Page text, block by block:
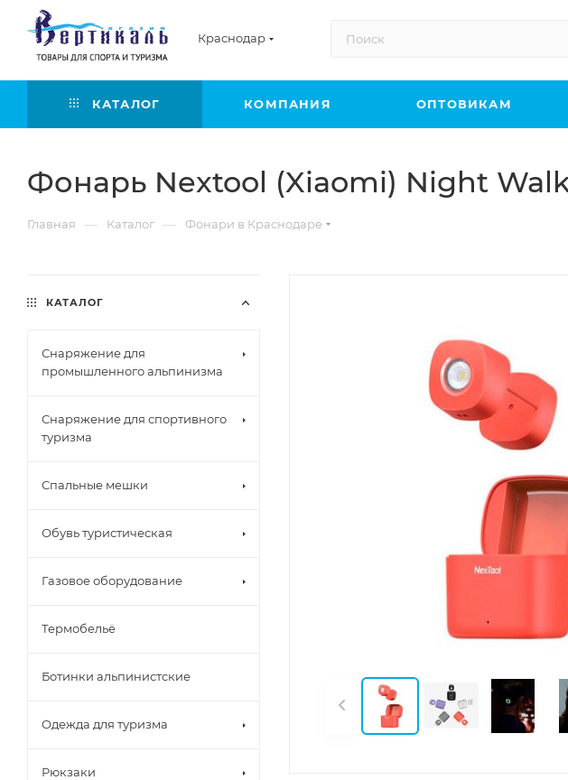
Краснодар
КАТАЛОГ КОМПАНИЯ ОПТОВИКАМ
Фонарь Nextool (Xiaomi) Night
Главная — Каталог — Фонари в Краснодаре
КАТАЛОГ
Снаряжение для
промышленного альпинизма
Снаряжение для спортивного
туризма
Спальные мешки
Обувь туристическая
Газовое оборудование
Термобельё
Ботинки альпинистские
Одежда для туризма
Рюкзаки